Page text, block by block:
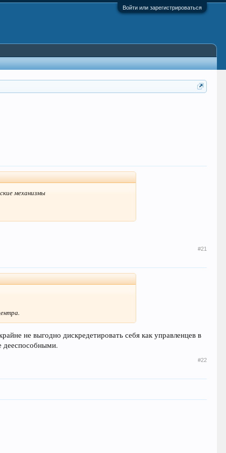
Войти или зарегистрироваться
механизмы
#21
не выгодно дискредетировать себя как управленцев в
дееспособными.
#22